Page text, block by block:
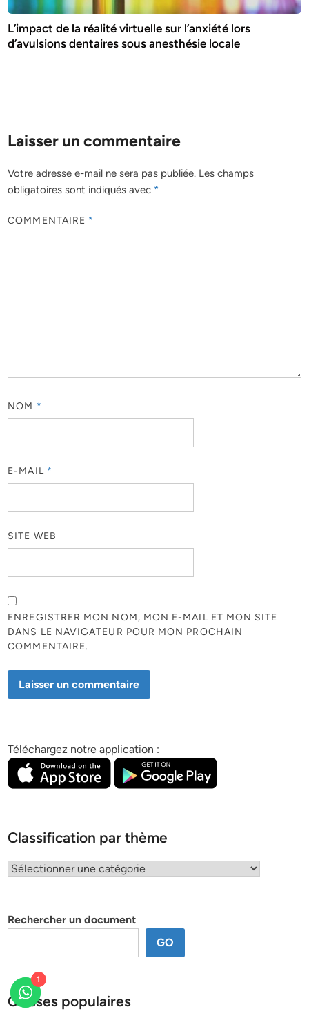
L’impact de la réalité virtuelle sur l’anxiété lors
d’avulsions dentaires sous anesthésie locale
Laisser un commentaire
Votre adresse e-mail ne sera pas publiée. Les champs
obligatoires sont indiqués avec *
COMMENTAIRE *
NOM *
E-MAIL *
SITE WEB
ENREGISTRER MON NOM, MON E-MAIL ET MON SITE
DANS LE NAVIGATEUR POUR MON PROCHAIN
COMMENTAIRE.
Téléchargez notre application :
Classification par thème
Classification
Rechercher un document
GO
Classes populaires
1